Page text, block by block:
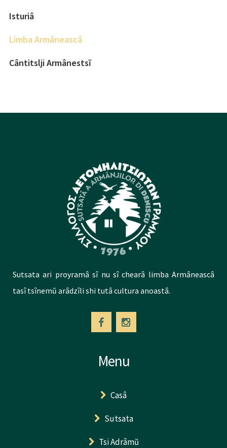
Isturiâ
Limba Armâneascâ
Cântitslji Armânestsĭ
Sutsata ari proyramâ sî nu sî chearâ limba Armâneascâ
tasî tsînemŭ arâdzîli shi tutâ cultura anoastâ.
Menu
Casâ
Sutsata
Tsi Adrâmŭ